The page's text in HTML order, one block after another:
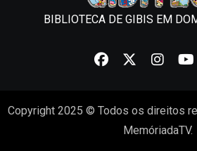
BIBLIOTECA DE GIBIS EM
Copyright 2025 © Todos os direitos
MemóriadaTV.